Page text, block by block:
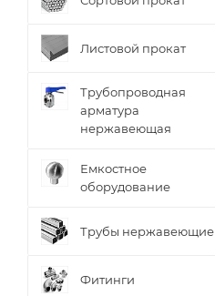
Листовой прокат
Трубопроводная
арматура
нержавеющая
Емкостное
оборудование
Трубы нержавеющие
Фитинги